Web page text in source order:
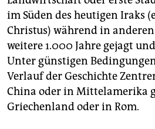
im Süden des heutigen Iraks
Christus) während in
weitere 1.000 Jahre gejagt
Unter günstigen
Verlauf der Geschichte
China oder in Mittelamerika
Griechenland oder in Rom.